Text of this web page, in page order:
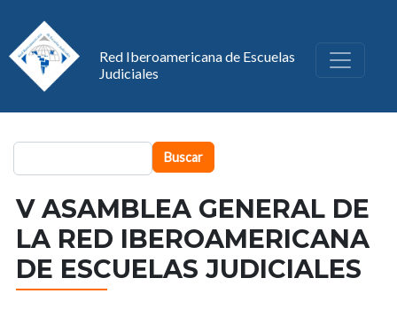
Red Iberoamericana de Escuelas
Judiciales
Buscar
V ASAMBLEA GENERAL DE
LA RED IBEROAMERICANA
DE ESCUELAS JUDICIALES